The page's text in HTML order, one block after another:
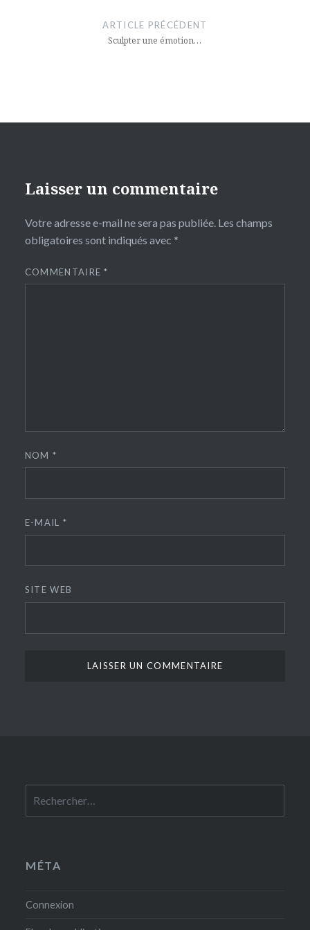
ARTICLE PRÉCÉDENT
Sculpter une émotion…
Laisser un commentaire
Votre adresse e-mail ne sera pas publiée. Les champs
obligatoires sont indiqués avec *
COMMENTAIRE*
NOM*
E-MAIL *
SITE WEB
MÉTA
Connexion